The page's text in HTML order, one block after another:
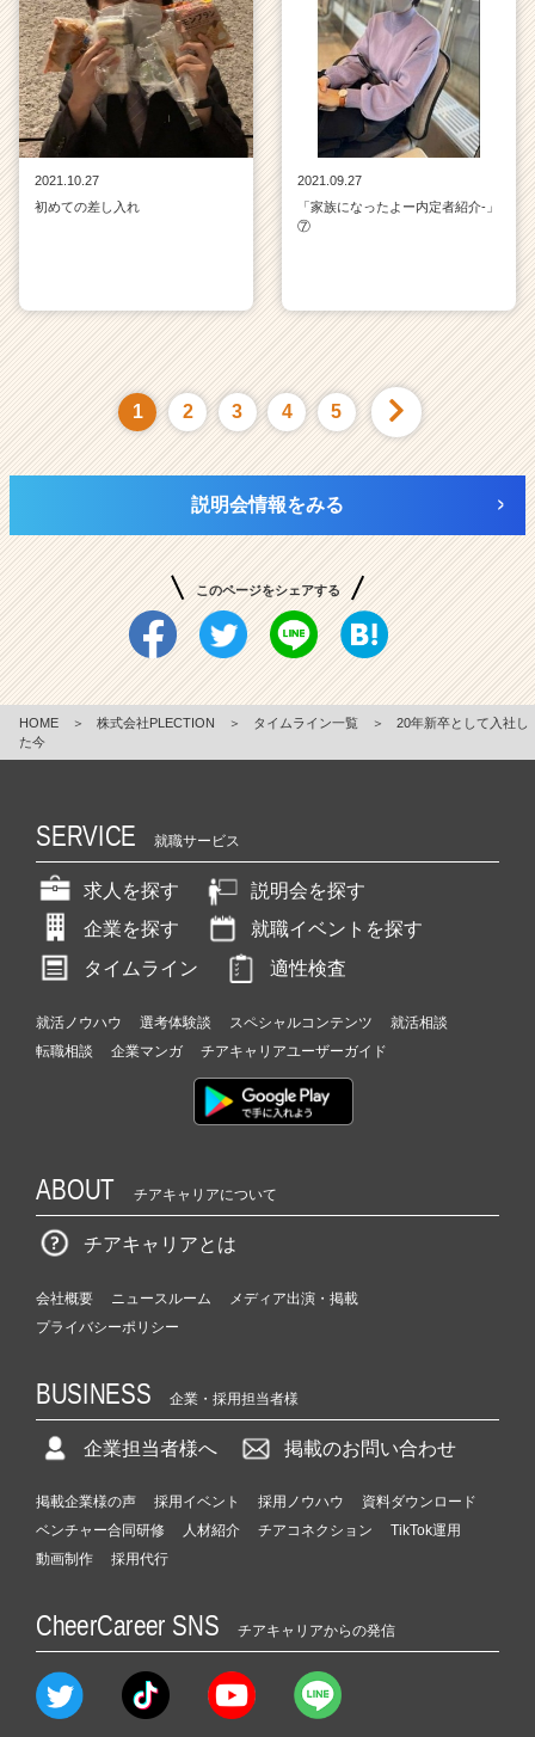
2021.10.27
初めての差し入れ
2021.09.27
「家族になったよー内定者紹介‐」
⑦
1 2 3 4 5
説明会情報をみる
このページをシェアする
HOME ＞ 株式会社PLECTION ＞ タイムライン一覧 ＞
20年新卒として入社し
た今
SERVICE 就職サービス
求人を探す
説明会を探す
企業を探す
就職イベントを探す
タイムライン
適性検査
就活ノウハウ 選考体験談 スペシャルコンテンツ
就活相談
転職相談
企業マンガ チアキャリアユーザーガイド
ABOUT チアキャリアについて
チアキャリアとは
会社概要 ニュースルーム
メディア出演・掲載
プライバシーポリシー
BUSINESS 企業・採用担当者様
企業担当者様へ 掲載のお問い合わせ
掲載企業様の声 採用イベント 採用ノウハウ
資料ダウンロード
ベンチャー合同研修
人材紹介 チアコネクション
TikTok運用
動画制作
採用代行
CheerCareer SNS チアキャリアからの発信